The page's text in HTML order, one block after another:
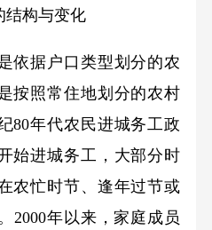
构与变化
据户口类型划分的农
按照常住地划分的农村
80年代农民进城务工政
始进城务工，大部分时
农忙时节、逢年过节或
2000年以来，家庭成员